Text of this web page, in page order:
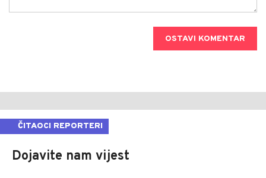
OSTAVI KOMENTAR
ČITAOCI REPORTERI
Dojavite nam vijest